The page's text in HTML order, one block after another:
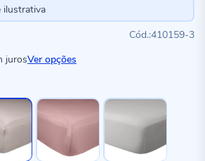
ilustrativa
410159-3
jurosVer opções